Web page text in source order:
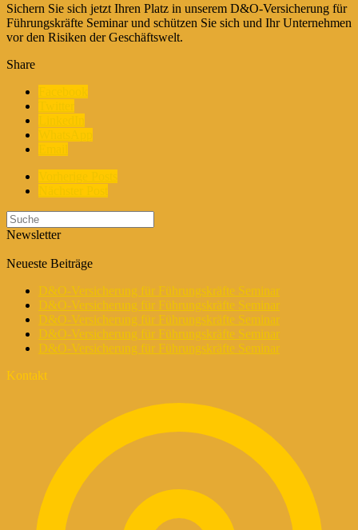
Sichern Sie sich jetzt Ihren Platz in unserem D&O-Versicherung für
Führungskräfte Seminar und schützen Sie sich und Ihr Unternehmen
vor den Risiken der Geschäftswelt.
Share
Newsletter
Neueste Beiträge
D&O-Versicherung für Führungskräfte Seminar
D&O-Versicherung für Führungskräfte Seminar
D&O-Versicherung für Führungskräfte Seminar
D&O-Versicherung für Führungskräfte Seminar
D&O-Versicherung für Führungskräfte Seminar
Kontakt